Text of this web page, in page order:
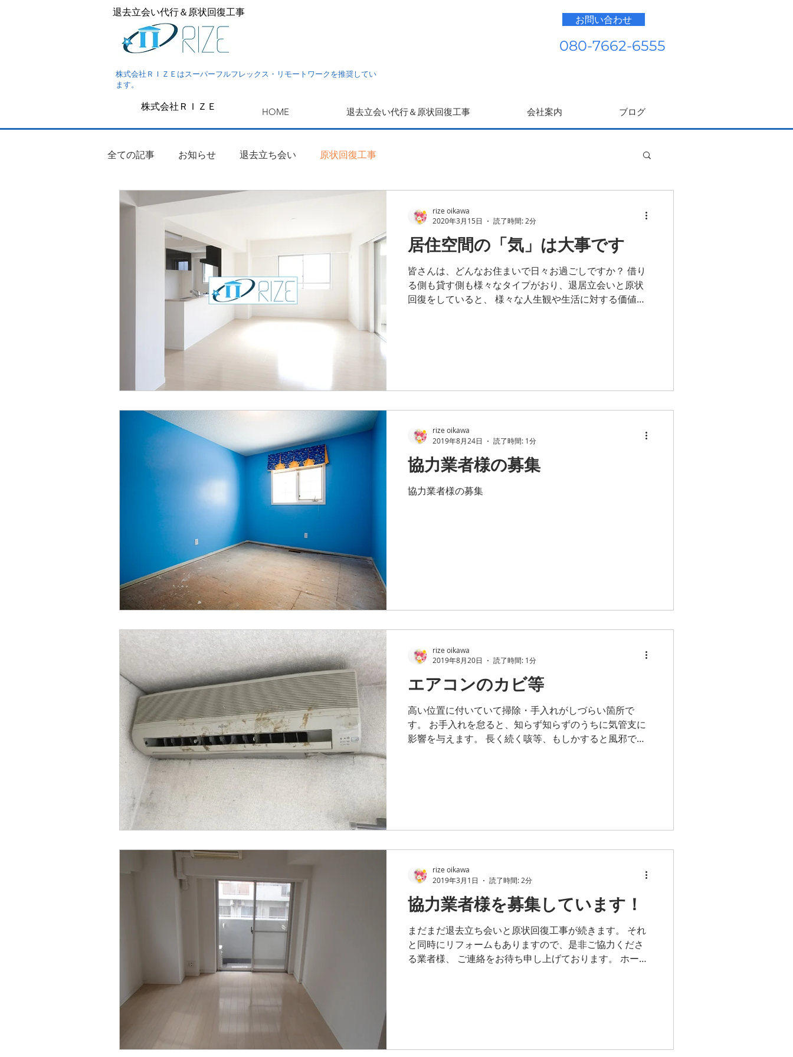
退去立会い代行＆原状回復工事
お問い合わせ
080-7662-6555
株式会社ＲＩＺＥはスーパーフルフレックス・リモートワークを推奨してい
ます。
株式会社ＲＩＺＥ HOME 退去立会い代行＆原状回復工事 会社案内 ブログ
全ての記事 お知らせ 退去立ち会い 原状回復工事
居住空間の「気」は大事です
皆さんは、どんなお住まいで日々お過ごしですか？ 借り
る側も貸す側も様々なタイプがおり、退居立会いと原状
回復をしていると、 様々な人生観や生活に対する価値観
rize oikawa
2020年3月15日
読了時間: 2分
協力業者様の募集
協力業者様の募集
rize oikawa
2019年8月24日
読了時間: 1分
エアコンのカビ等
高い位置に付いていて掃除・手入れがしづらい箇所で
す。 お手入れを怠ると、知らず知らずのうちに気管支に
影響を与えます。 長く続く咳等、もしかすると風邪では
rize oikawa
2019年8月20日
読了時間: 1分
協力業者様を募集しています！
まだまだ退去立ち会いと原状回復工事が続きます。 それ
と同時にリフォームもありますので、是非ご協力くださ
る業者様、 ご連絡をお待ち申し上げております。 ホーム
rize oikawa
2019年3月1日
読了時間: 2分